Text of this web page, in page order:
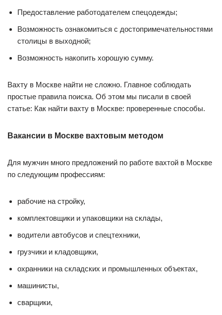
Предоставление работодателем спецодежды;
Возможность ознакомиться с достопримечательностями
столицы в выходной;
Возможность накопить хорошую сумму.
Вахту в Москве найти не сложно. Главное соблюдать
простые правила поиска. Об этом мы писали в своей
статье: Как найти вахту в Москве: проверенные способы.
Вакансии в Москве вахтовым методом
Для мужчин много предложений по работе вахтой в Москве
по следующим профессиям:
рабочие на стройку,
комплектовщики и упаковщики на склады,
водители автобусов и спецтехники,
грузчики и кладовщики,
охранники на складских и промышленных объектах,
машинисты,
сварщики,